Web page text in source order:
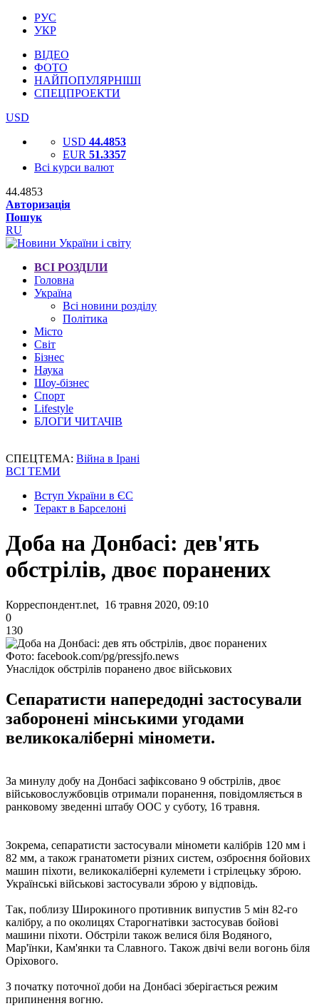
РУС
УКР
ВІДЕО
ФОТО
НАЙПОПУЛЯРНІШІ
СПЕЦПРОЕКТИ
USD
USD 44.4853
EUR 51.3357
Всі курси валют
44.4853
Авторизація
Пошук
RU
ВСІ РОЗДІЛИ
Головна
Україна
Всі новини розділу
Політика
Місто
Світ
Бізнес
Наука
Шоу-бізнес
Спорт
Lifestyle
БЛОГИ ЧИТАЧІВ
СПЕЦТЕМА: Війна в Ірані
ВСІ ТЕМИ
Вступ України в ЄС
Теракт в Барселоні
Доба на Донбасі: дев'ять
обстрілів, двоє поранених
Корреспондент.net, 16 травня 2020, 09:10
0
130
Фото: facebook.com/pg/pressjfo.news
Унаслідок обстрілів поранено двоє військових
Сепаратисти напередодні застосували
заборонені мінськими угодами
великокаліберні міномети.
За минулу добу на Донбасі зафіксовано 9 обстрілів, двоє
військовослужбовців отримали поранення, повідомляється в
ранковому зведенні штабу ООС у суботу, 16 травня.
Зокрема, сепаратисти застосували міномети калібрів 120 мм і
82 мм, а також гранатомети різних систем, озброєння бойових
машин піхоти, великокаліберні кулемети і стрілецьку зброю.
Українські військові застосували зброю у відповідь.
Так, поблизу Широкиного противник випустив 5 мін 82-го
калібру, а по околицях Старогнатівки застосував бойові
машини піхоти. Обстріли також велися біля Водяного,
Мар'їнки, Кам'янки та Славного. Також двічі вели вогонь біля
Оріхового.
З початку поточної доби на Донбасі зберігається режим
припинення вогню.